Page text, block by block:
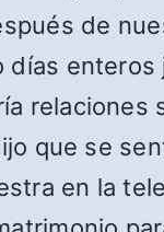
de
relaciones
que se
en la